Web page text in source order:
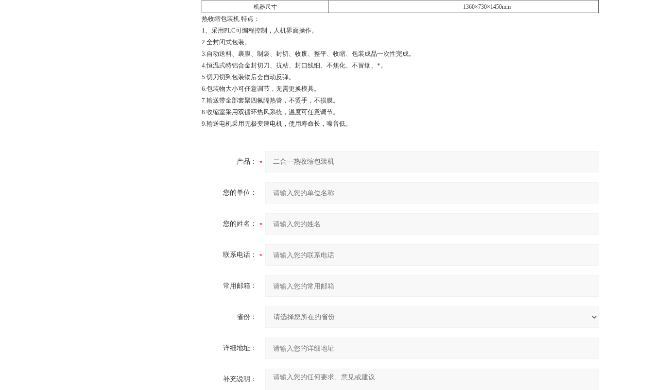
机器尺寸
1360×730×1450mm
热收缩包装机 特点：
1、采用PLC可编程控制，人机界面操作。
2.全封闭式包装。
3.自动送料、裹膜、制袋、封切、收废、整平、收缩、包装成品一次性完成。
4.恒温式特铝合金封切刀、抗粘、封口线细、不焦化、不冒烟、*。
5.切刀切到包装物后会自动反弹。
6.包装物大小可任意调节，无需更换模具。
7.输送带全部套聚四氟隔热管，不烫手，不损膜。
8.收缩室采用双循环热风系统，温度可任意调节。
9.输送电机采用无极变速电机，使用寿命长，噪音低。
产品：
您的单位：
您的姓名：
联系电话：
常用邮箱：
省份：
详细地址：
补充说明：